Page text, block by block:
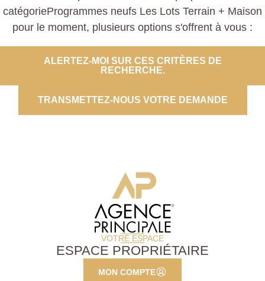
catégorieProgrammes neufs Les Lots Terrain + Maison
pour le moment, plusieurs options s'offrent à vous :
ALERTEZ-MOI SUR CES CRITÈRES DE
RECHERCHE.
TRANSMETTEZ-NOUS VOTRE DEMANDE
VOTRE ESPACE
ESPACE PROPRIÉTAIRE
MON COMPTE